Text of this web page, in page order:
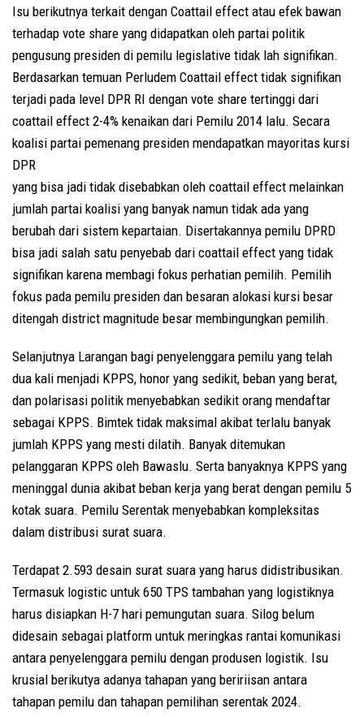
Isu berikutnya terkait dengan Coattail effect atau efek bawan
terhadap vote share yang didapatkan oleh partai politik
pengusung presiden di pemilu legislative tidak lah signifikan.
Berdasarkan temuan Perludem Coattail effect tidak signifikan
terjadi pada level DPR RI dengan vote share tertinggi dari
coattail effect 2-4% kenaikan dari Pemilu 2014 lalu. Secara
koalisi partai pemenang presiden mendapatkan mayoritas kursi
DPR
yang bisa jadi tidak disebabkan oleh coattail effect melainkan
jumlah partai koalisi yang banyak namun tidak ada yang
berubah dari sistem kepartaian. Disertakannya pemilu DPRD
bisa jadi salah satu penyebab dari coattail effect yang tidak
signifikan karena membagi fokus perhatian pemilih. Pemilih
fokus pada pemilu presiden dan besaran alokasi kursi besar
ditengah district magnitude besar membingungkan pemilih.
Selanjutnya Larangan bagi penyelenggara pemilu yang telah
dua kali menjadi KPPS, honor yang sedikit, beban yang berat,
dan polarisasi politik menyebabkan sedikit orang mendaftar
sebagai KPPS. Bimtek tidak maksimal akibat terlalu banyak
jumlah KPPS yang mesti dilatih. Banyak ditemukan
pelanggaran KPPS oleh Bawaslu. Serta banyaknya KPPS yang
meninggal dunia akibat beban kerja yang berat dengan pemilu 5
kotak suara. Pemilu Serentak menyebabkan kompleksitas
dalam distribusi surat suara.
Terdapat 2.593 desain surat suara yang harus didistribusikan.
Termasuk logistic untuk 650 TPS tambahan yang logistiknya
harus disiapkan H-7 hari pemungutan suara. Silog belum
didesain sebagai platform untuk meringkas rantai komunikasi
antara penyelenggara pemilu dengan produsen logistik. Isu
krusial berikutya adanya tahapan yang beririisan antara
tahapan pemilu dan tahapan pemilihan serentak 2024.